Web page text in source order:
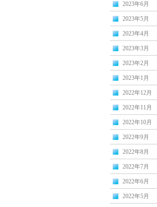
2023年6月
2023年5月
2023年4月
2023年3月
2023年2月
2023年1月
2022年12月
2022年11月
2022年10月
2022年9月
2022年8月
2022年7月
2022年6月
2022年5月